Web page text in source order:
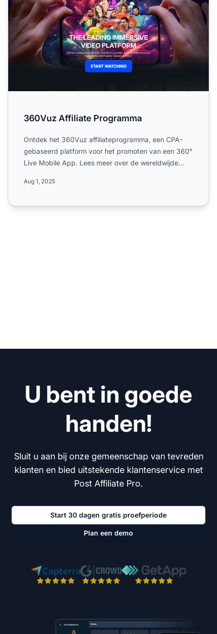
360Vuz Affiliate Programma
Ontdek het 360Vuz affiliateprogramma, een CPA-
gebaseerd platform voor het promoten van een 360°
Live Mobile App. Lees meer over de wereldwijde
Aug 1, 2025
U bent in goede
handen!
Sluit u aan bij onze gemeenschap van tevreden
klanten en bied uitstekende klantenservice met
Post Affiliate Pro.
Start 30 dagen gratis proefperiode
Plan een demo